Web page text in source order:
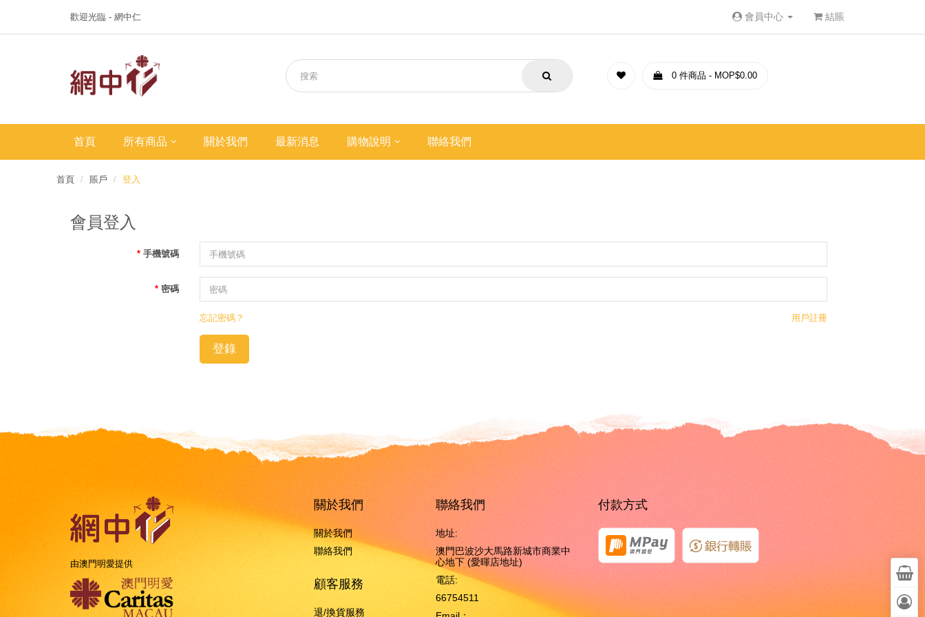
歡迎光臨 - 網中仁 會員中心 結賬
0 件商品 - MOP$0.00
首頁 所有商品 關於我們 最新消息 購物說明 聯絡我們
首頁 賬戶 登入
會員登入
手機號碼
密碼
忘記密碼？ 用戶註冊
由澳門明愛提供
關於我們
關於我們
聯絡我們
顧客服務
退/換貨服務
聯絡我們
地址:
澳門巴波沙大馬路新城市商業中
心地下 (愛暉店地址)
電話:
66754511
付款方式